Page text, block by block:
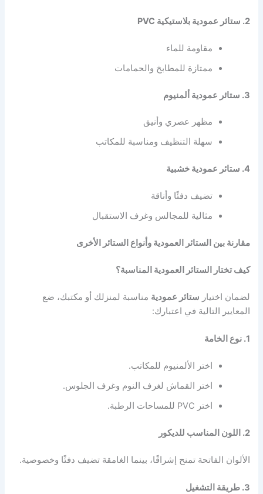
2. ستائر عمودية بلاستيكية PVC
مقاومة للماء
ممتازة للمطابخ والحمامات
3. ستائر عمودية ألمنيوم
مظهر عصري وأنيق
سهلة التنظيف ومناسبة للمكاتب
4. ستائر عمودية خشبية
تضيف دفئًا وأناقة
مثالية للمجالس وغرف الاستقبال
مقارنة بين الستائر العمودية وأنواع الستائر الأخرى
كيف تختار الستائر العمودية المناسبة؟
لضمان اختيار ستائر عمودية مناسبة لمنزلك أو مكتبك، ضع
المعايير التالية في اعتبارك:
1. نوع الخامة
اختر الألمنيوم للمكاتب.
اختر القماش لغرف النوم وغرف الجلوس.
اختر PVC للمساحات الرطبة.
2. اللون المناسب للديكور
الألوان الفاتحة تمنح إشراقًا، بينما الغامقة تضيف دفئًا وخصوصية.
3. طريقة التشغيل